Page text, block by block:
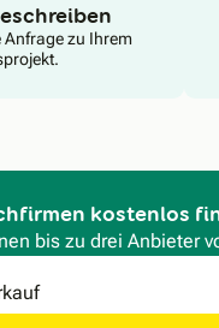
Anfrage zu Ihrem
kostenlos
bis zu drei Anbieter